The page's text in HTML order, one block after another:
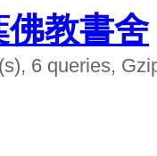
佛教書舍
6 queries,